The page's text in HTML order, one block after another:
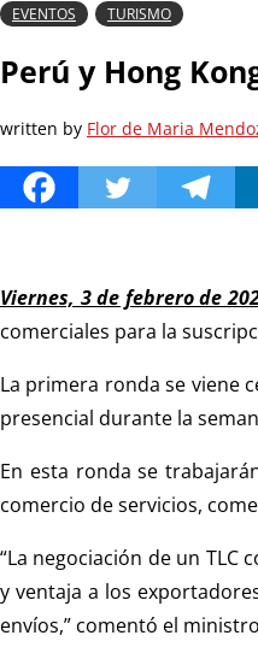
EVENTOS TURISMO
Perú y Hong
written by Flor de Maria
Viernes, 3 de febrero de
comerciales para la
La primera ronda se viene
presencial durante la
En esta ronda se
comercio de servicios,
“La negociación de un
y ventaja a los
envíos,” comentó el